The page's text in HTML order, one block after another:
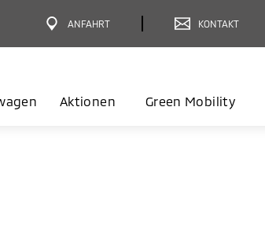
ANFAHRT KONTAKT
Aktionen Green Mobility